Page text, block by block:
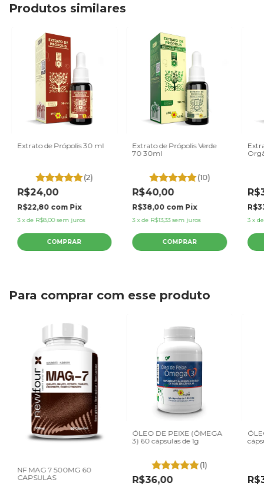
Produtos similares
Extrato de Própolis 30 ml
(2)
R$24,00
R$22,80 com Pix
3 xde R$8,00 sem juros
Extrato de Própolis Verde
70 30ml
(10)
R$40,00
R$38,00 com Pix
3 xde R$13,33 sem juros 3 x
Para comprar com esse produto
NF MAG 7 500MG 60
CAPSULAS
ÓLEO DE PEIXE (ÔMEGA
3) 60 cápsulas de 1g
(1)
R$36,00